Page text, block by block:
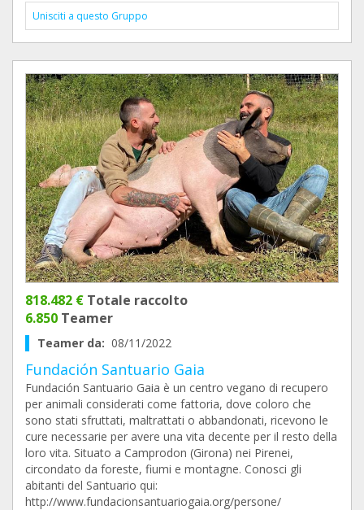
Unisciti a questo Gruppo
818.482 € Totale raccolto
6.850 Teamer
Teamer da: 08/11/2022
Fundación Santuario Gaia
Fundación Santuario Gaia è un centro vegano di recupero
per animali considerati come fattoria, dove coloro che
sono stati sfruttati, maltrattati o abbandonati, ricevono le
cure necessarie per avere una vita decente per il resto della
loro vita. Situato a Camprodon (Girona) nei Pirenei,
circondato da foreste, fiumi e montagne. Conosci gli
abitanti del Santuario qui:
http://www.fundacionsantuariogaia.org/persone/